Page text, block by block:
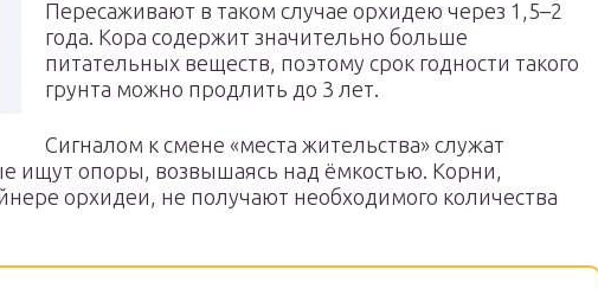
Пересаживают в таком случае орхидею через 1,5–2
года. Кора содержит значительно больше
питательных веществ, поэтому срок годности такого
грунта можно продлить до 3 лет.
Сигналом к смене «места жительства» служат
ищут опоры, возвышаясь над ёмкостью. Корни,
орхидеи, не получают необходимого количества